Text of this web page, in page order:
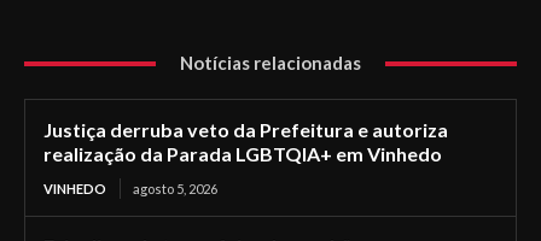
Notícias relacionadas
Justiça derruba veto da Prefeitura e autoriza
realização da Parada LGBTQIA+ em Vinhedo
VINHEDO agosto 5, 2026